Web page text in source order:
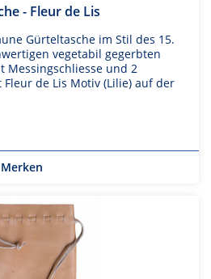
- Fleur de Lis
Gürteltasche im Stil des 15.
vegetabil gegerbten
Messingschliesse und 2
de Lis Motiv (Lilie) auf der
Merken